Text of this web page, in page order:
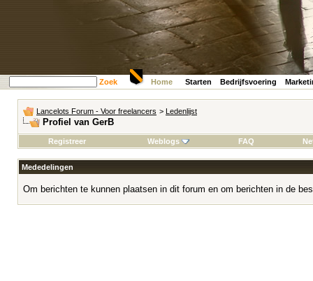
Zoek Home Starten Bedrijfsvoering
Lancelots Forum - Voor freelancers > Ledenlijst
Profiel van GerB
Registreer Weblogs FAQ
Mededelingen
Om berichten te kunnen plaatsen in dit forum en om berichten in de